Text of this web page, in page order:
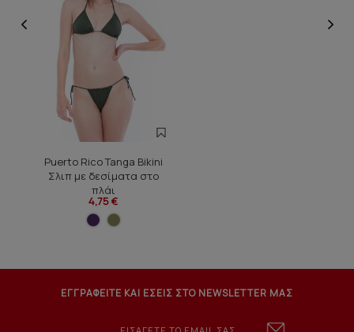
Puerto Rico Tanga Bikini
Σλιπ με δεσίματα στο
πλάι
4,75 €
ΕΓΓΡΑΦΕΙΤΕ ΚΑΙ ΕΣΕΙΣ ΣΤΟ NEWSLETTER ΜΑΣ